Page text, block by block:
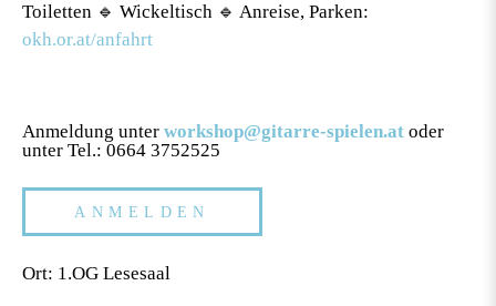
Toiletten 🔹 Wickeltisch 🔹 Anreise, Parken:
okh.or.at/anfahrt
Anmeldung unter workshop@gitarre-spielen.at oder
unter Tel.: 0664 3752525
ANMELDEN
Ort: 1.OG Lesesaal